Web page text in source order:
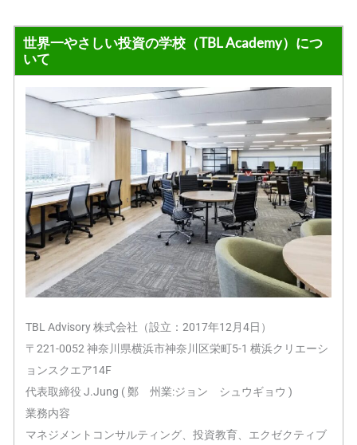
世界一やさしい投資の学校（TBL Academy）につ
いて
TBL Advisory 株式会社（設立：2017年12月4日）
〒221-0052 神奈川県横浜市神奈川区栄町5-1 横浜クリエーシ
ョンスクエア14F
代表取締役 J.Jung ( 鄭 州業:ジョン シュウギョウ )
業務内容
マネジメントコンサルティング、投資教育、エクゼクティブ